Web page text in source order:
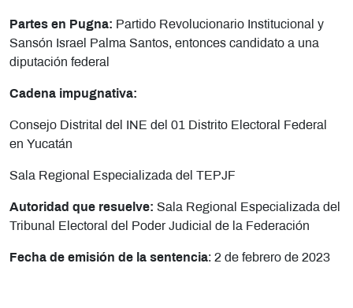
Partes en Pugna: Partido Revolucionario Institucional y
Sansón Israel Palma Santos, entonces candidato a una
diputación federal
Cadena impugnativa:
Consejo Distrital del INE del 01 Distrito Electoral Federal
en Yucatán
Sala Regional Especializada del TEPJF
Autoridad que resuelve: Sala Regional Especializada del
Tribunal Electoral del Poder Judicial de la Federación
Fecha de emisión de la sentencia: 2 de febrero de 2023